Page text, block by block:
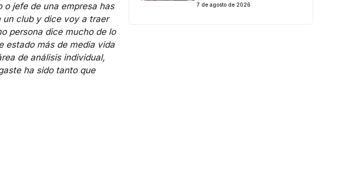
o jefe de una empresa has
un club y dice voy a traer
persona dice mucho de lo
estado más de media vida
de análisis individual,
ha sido tanto que
7 de agosto de 2026